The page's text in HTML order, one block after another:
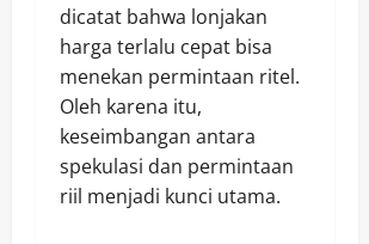
dicatat bahwa lonjakan
harga terlalu cepat bisa
menekan permintaan ritel.
Oleh karena itu,
keseimbangan antara
spekulasi dan permintaan
riil menjadi kunci utama.